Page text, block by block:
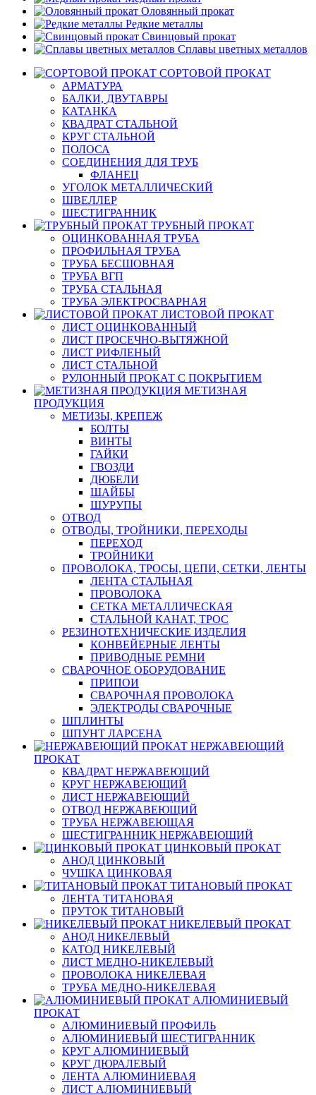
Оловянный прокат
Редкие металлы
Свинцовый прокат
Сплавы цветных металлов
СОРТОВОЙ ПРОКАТ
АРМАТУРА
БАЛКИ, ДВУТАВРЫ
КАТАНКА
КВАДРАТ СТАЛЬНОЙ
КРУГ СТАЛЬНОЙ
ПОЛОСА
СОЕДИНЕНИЯ ДЛЯ ТРУБ
ФЛАНЕЦ
УГОЛОК МЕТАЛЛИЧЕСКИЙ
ШВЕЛЛЕР
ШЕСТИГРАННИК
ТРУБНЫЙ ПРОКАТ
ОЦИНКОВАННАЯ ТРУБА
ПРОФИЛЬНАЯ ТРУБА
ТРУБА БЕСШОВНАЯ
ТРУБА ВГП
ТРУБА СТАЛЬНАЯ
ТРУБА ЭЛЕКТРОСВАРНАЯ
ЛИСТОВОЙ ПРОКАТ
ЛИСТ ОЦИНКОВАННЫЙ
ЛИСТ ПРОСЕЧНО-ВЫТЯЖНОЙ
ЛИСТ РИФЛЕНЫЙ
ЛИСТ СТАЛЬНОЙ
РУЛОННЫЙ ПРОКАТ С ПОКРЫТИЕМ
МЕТИЗНАЯ
ПРОДУКЦИЯ
МЕТИЗЫ, КРЕПЕЖ
БОЛТЫ
ВИНТЫ
ГАЙКИ
ГВОЗДИ
ДЮБЕЛИ
ШАЙБЫ
ШУРУПЫ
ОТВОД
ОТВОДЫ, ТРОЙНИКИ, ПЕРЕХОДЫ
ПЕРЕХОД
ТРОЙНИКИ
ПРОВОЛОКА, ТРОСЫ, ЦЕПИ, СЕТКИ, ЛЕНТЫ
ЛЕНТА СТАЛЬНАЯ
ПРОВОЛОКА
СЕТКА МЕТАЛЛИЧЕСКАЯ
СТАЛЬНОЙ КАНАТ, ТРОС
РЕЗИНОТЕХНИЧЕСКИЕ ИЗДЕЛИЯ
КОНВЕЙЕРНЫЕ ЛЕНТЫ
ПРИВОДНЫЕ РЕМНИ
СВАРОЧНОЕ ОБОРУДОВАНИЕ
ПРИПОИ
СВАРОЧНАЯ ПРОВОЛОКА
ЭЛЕКТРОДЫ СВАРОЧНЫЕ
ШПЛИНТЫ
ШПУНТ ЛАРСЕНА
НЕРЖАВЕЮЩИЙ
ПРОКАТ
КВАДРАТ НЕРЖАВЕЮЩИЙ
КРУГ НЕРЖАВЕЮЩИЙ
ЛИСТ НЕРЖАВЕЮЩИЙ
ОТВОД НЕРЖАВЕЮЩИЙ
ТРУБА НЕРЖАВЕЮЩАЯ
ШЕСТИГРАННИК НЕРЖАВЕЮЩИЙ
ЦИНКОВЫЙ ПРОКАТ
АНОД ЦИНКОВЫЙ
ЧУШКА ЦИНКОВАЯ
ТИТАНОВЫЙ ПРОКАТ
ЛЕНТА ТИТАНОВАЯ
ПРУТОК ТИТАНОВЫЙ
НИКЕЛЕВЫЙ ПРОКАТ
АНОД НИКЕЛЕВЫЙ
КАТОД НИКЕЛЕВЫЙ
ЛИСТ МЕДНО-НИКЕЛЕВЫЙ
ПРОВОЛОКА НИКЕЛЕВАЯ
ТРУБА МЕДНО-НИКЕЛЕВАЯ
АЛЮМИНИЕВЫЙ
ПРОКАТ
АЛЮМИНИЕВЫЙ ПРОФИЛЬ
АЛЮМИНИЕВЫЙ ШЕСТИГРАННИК
КРУГ АЛЮМИНИЕВЫЙ
КРУГ ДЮРАЛЕВЫЙ
ЛЕНТА АЛЮМИНИЕВАЯ
ЛИСТ АЛЮМИНИЕВЫЙ